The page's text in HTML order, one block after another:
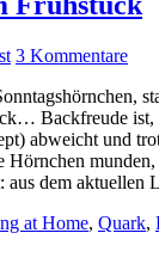
3 Kommentare
Backfreude ist,
abweicht und
Hörnchen
aus dem
at Home, Quark,